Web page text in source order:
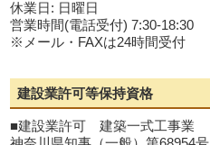
休業日: 日曜日
営業時間(電話受付) 7:30-18:30
※メール・FAXは24時間受付
建設業許可等保持資格
■建設業許可 建築一式工事業